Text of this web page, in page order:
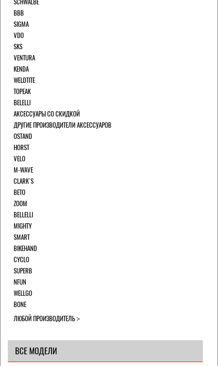
BBB
SIGMA
VDO
SKS
VENTURA
KENDA
WELDTITE
TOPEAK
BELELLI
АКСЕССУАРЫ СО СКИДКОЙ
ДРУГИЕ ПРОИЗВОДИТЕЛИ АКСЕССУАРОВ
OSTAND
HORST
VELO
M-WAVE
CLARK`S
BETO
ZOOM
BELLELLI
MIGHTY
SMART
BIKEHAND
CYCLO
SUPERB
NFUN
WELLGO
BONE
ЛЮБОЙ ПРОИЗВОДИТЕЛЬ
ВСЕ МОДЕЛИ